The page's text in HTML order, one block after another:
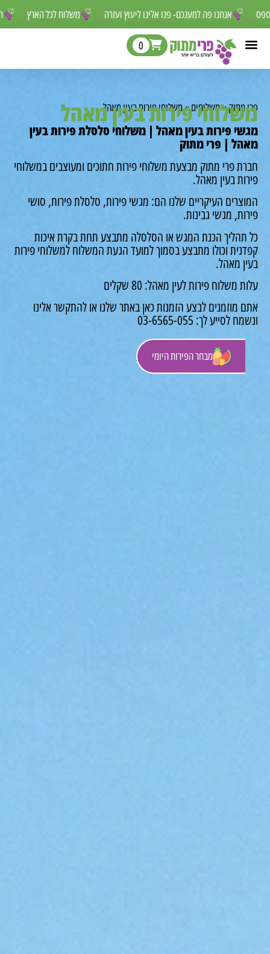
משלוח לכל הארץ אנחנו פה למענכם- פנו אלינו ליעוץ ועזרה
מבחר הפירות היומי
0
»משלוחים»משלוחי פירות בעין מאהל
פירות בעין מאהל
פירות בעין מאהל | משלוחי סלסלת פירות בעין
| פרי מתוק
פרי מתוק מבצעת משלוחי פירות חתוכים ומעוצבים במשלוחי
בעין מאהל.
העיקריים שלנו הם: מגשי פירות, סלסלת פירות, סושי
מגשי גבינות.
הכנת המגש או הסלסלה מתבצע תחת בקרת איכות
וכולו מתבצע בסמוך למועד הגעת המשלוח למשלוחי פירות
מאהל.
משלוח פירות לעין מאהל: 80 שקלים
מוזמנים לבצע הזמנות כאן באתר שלנו או להתקשר אלינו
לך: 03-6565-055